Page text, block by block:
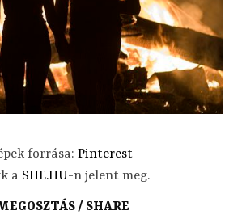
forrása: Pinterest
a SHE.HU-n jelent meg.
/ SHARE